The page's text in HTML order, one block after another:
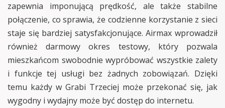
zapewnia imponującą prędkość, ale także stabilne
połączenie, co sprawia, że codzienne korzystanie z sieci
staje się bardziej satysfakcjonujące. Airmax wprowadził
również darmowy okres testowy, który pozwala
mieszkańcom swobodnie wypróbować wszystkie zalety
i funkcje tej usługi bez żadnych zobowiązań. Dzięki
temu każdy w Grabi Trzeciej może przekonać się, jak
wygodny i wydajny może być dostęp do internetu.